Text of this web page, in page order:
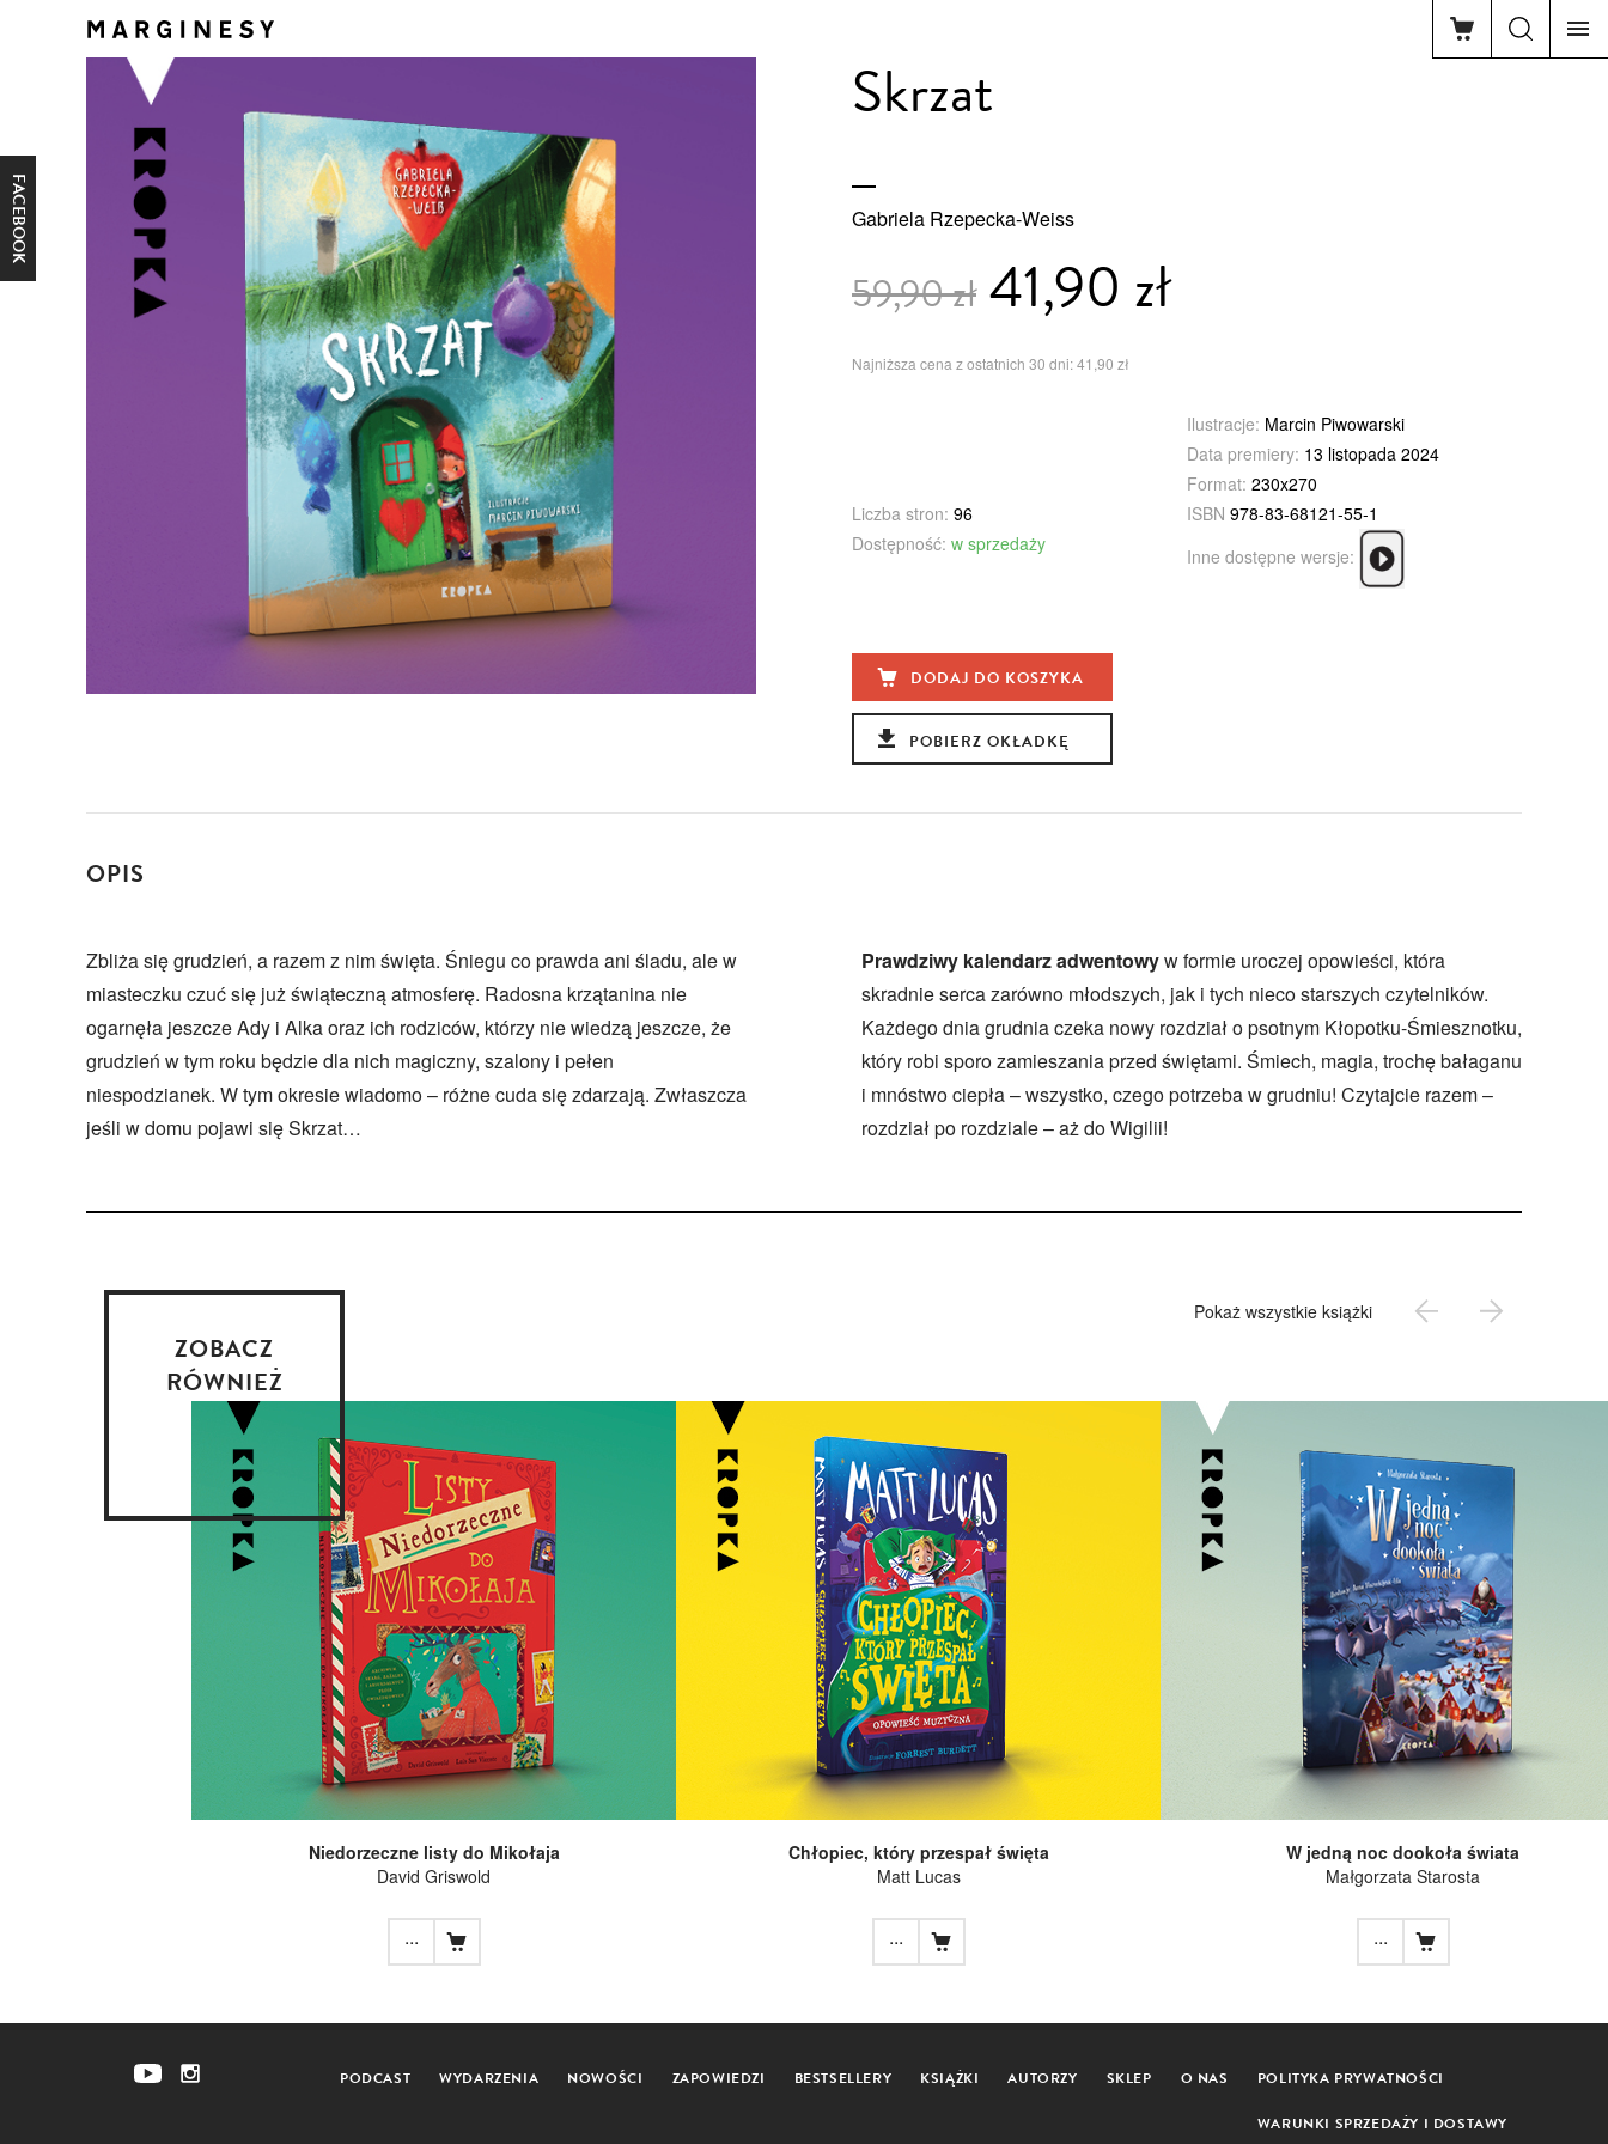
FACEBOOK
Skrzat
Gabriela Rzepecka-Weiss
59,90 zł41,90 zł
Najniższa cena z ostatnich 30 dni: 41,90 zł
Ilustracje: Marcin Piwowarski
Data premiery: 13 listopada 2024
Format: 230x270
Liczba stron: 96 ISBN 978-83-68121-55-1
Dostępność: w sprzedaży
Inne dostępne wersje:
DODAJ DO KOSZYKA
POBIERZ OKŁADKĘ
OPIS
Zbliża się grudzień, a razem z nim święta. Śniegu co prawda ani śladu, ale w
miasteczku czuć się już świąteczną atmosferę. Radosna krzątanina nie
ogarnęła jeszcze Ady i Alka oraz ich rodziców, którzy nie wiedzą jeszcze, że
grudzień w tym roku będzie dla nich magiczny, szalony i pełen
niespodzianek. W tym okresie wiadomo – różne cuda się zdarzają. Zwłaszcza
jeśli w domu pojawi się Skrzat…
Prawdziwy kalendarz adwentowyw formie uroczej opowieści, która
skradnie serca zarówno młodszych, jak i tych nieco starszych czytelników.
Każdego dnia grudnia czeka nowy rozdział o psotnym Kłopotku-Śmiesznotku,
który robi sporo zamieszania przed świętami. Śmiech, magia, trochę bałaganu
i mnóstwo ciepła – wszystko, czego potrzeba w grudniu! Czytajcie razem –
rozdział po rozdziale – aż do Wigilii!
ZOBACZ
RÓWNIEŻ
Pokaż wszystkie książki
Niedorzeczne listy do Mikołaja
David Griswold
...
Chłopiec, który przespał święta
Matt Lucas
...
W jedną noc dookoła świata
Małgorzata Starosta
...
PODCAST WYDARZENIA NOWOŚCI ZAPOWIEDZI BESTSELLERY KSIĄŻKI AUTORZY SKLEP O NAS POLITYKA PRYWATNOŚCI
WARUNKI SPRZEDAŻY I DOSTAWY